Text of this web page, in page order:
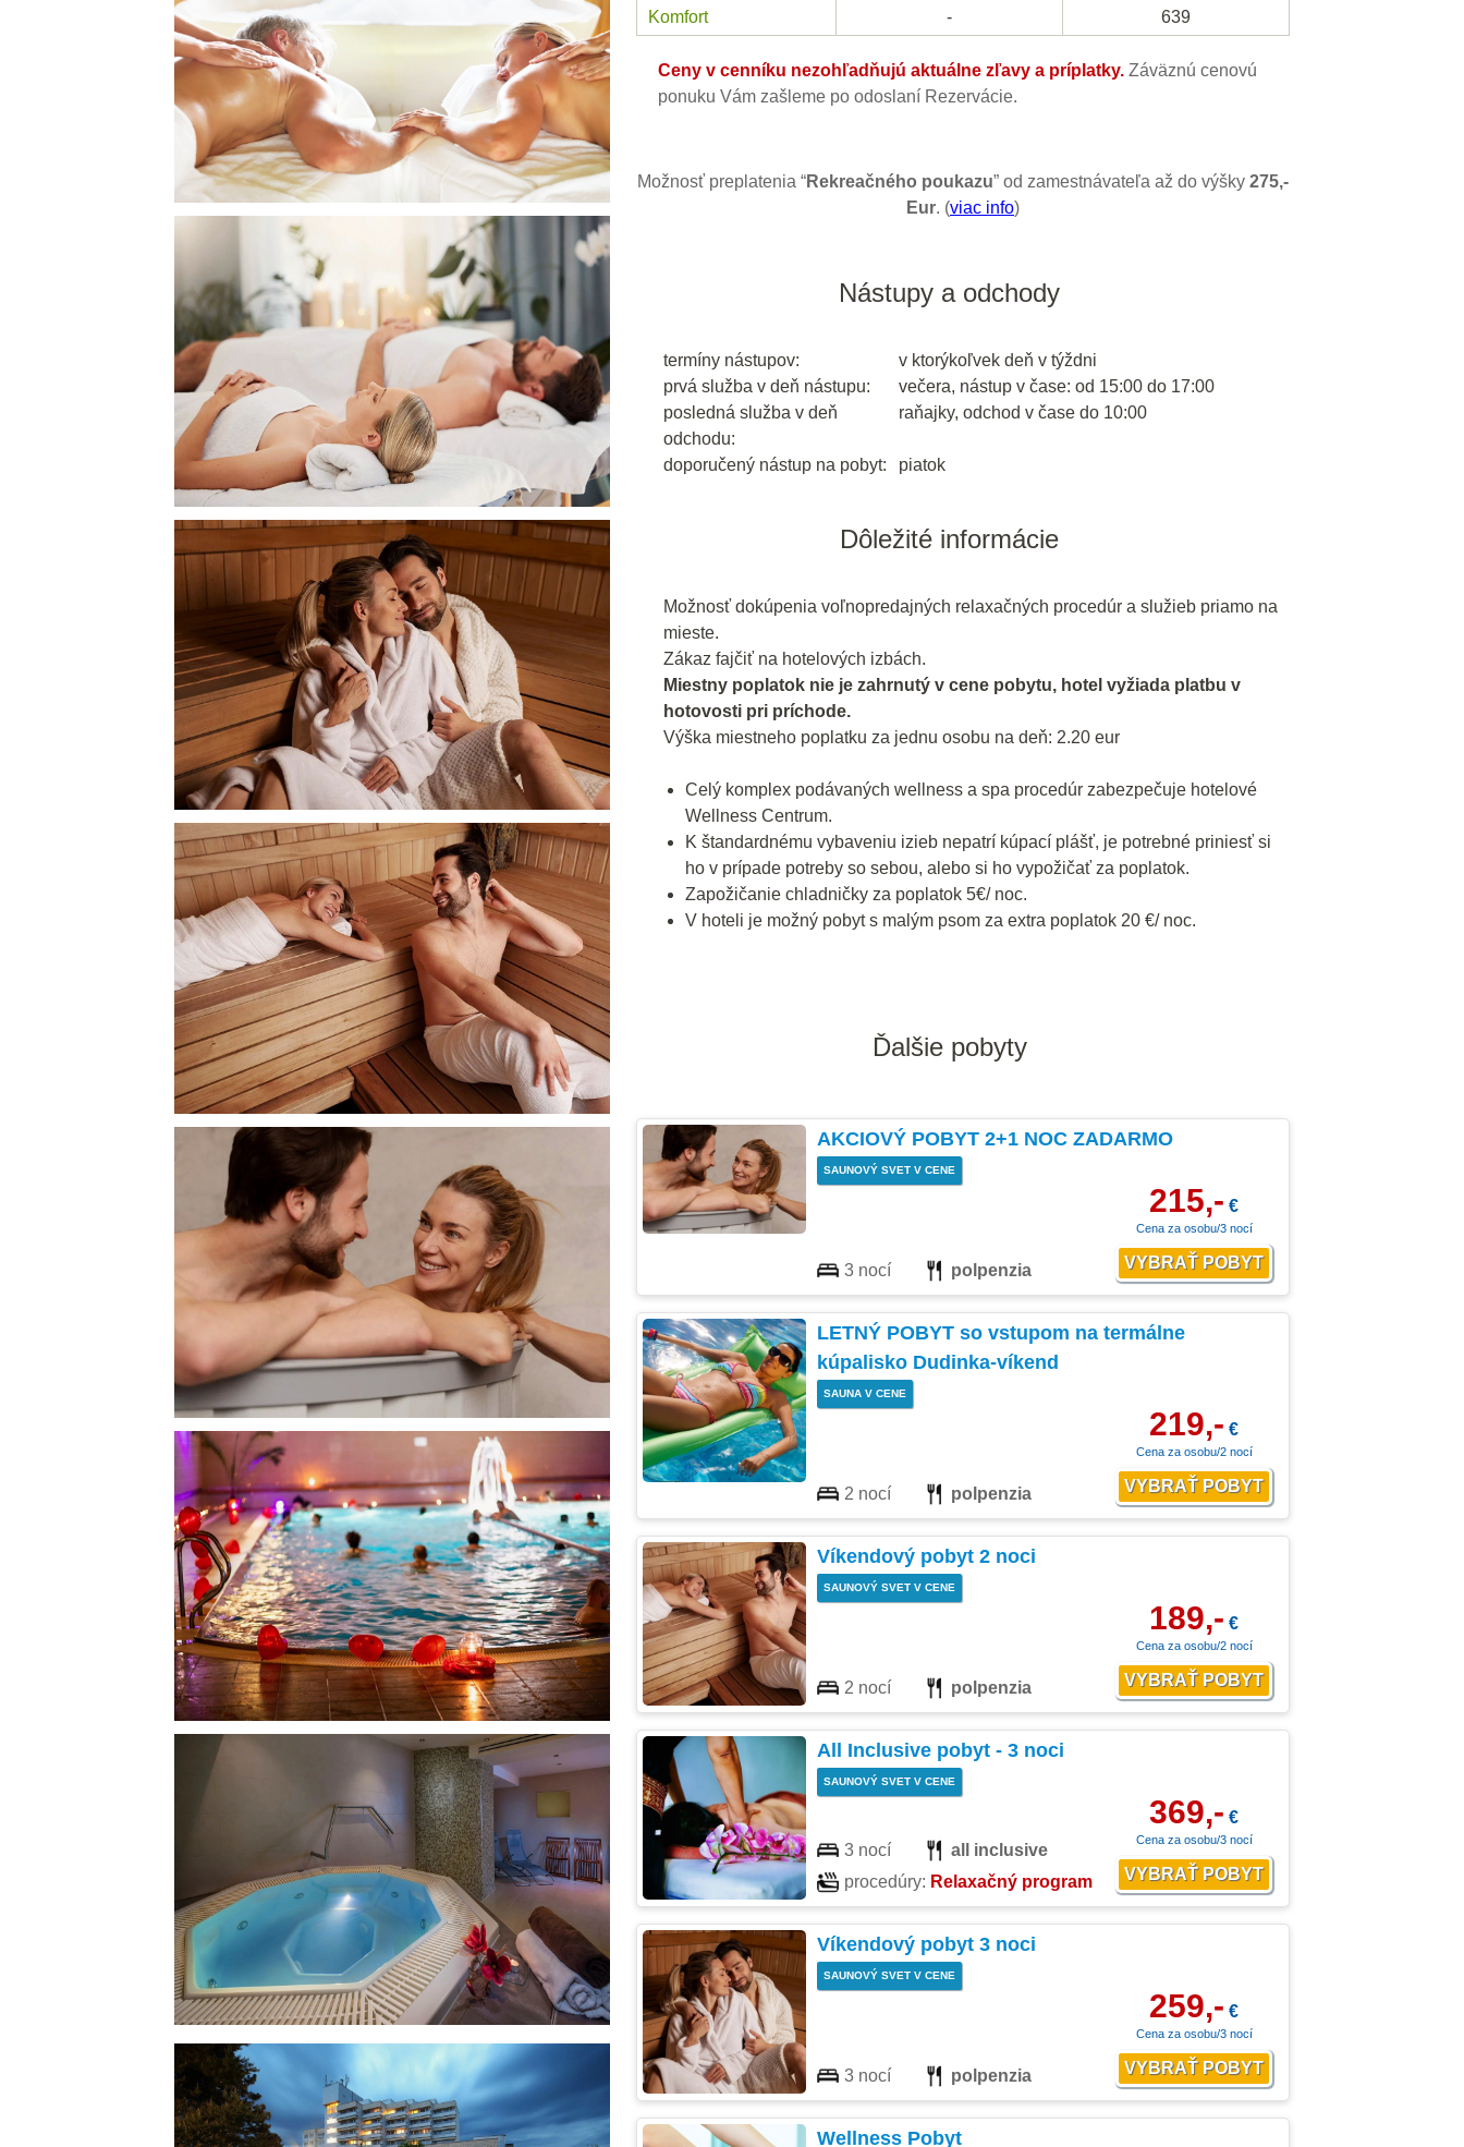
Komfort - 639
Ceny v cenníku nezohľadňujú aktuálne zľavy a príplatky. Záväznú cenovú
ponuku Vám zašleme po odoslaní Rezervácie.
Možnosť preplatenia “Rekreačného poukazu” od zamestnávateľa až do výšky 275,-
Eur. (viac info)
Nástupy a odchody
termíny nástupov:
v ktorýkoľvek deň v týždni
prvá služba v deň nástupu:
večera, nástup v čase: od 15:00 do 17:00
posledná služba v deň
odchodu:
raňajky, odchod v čase do 10:00
doporučený nástup na pobyt: piatok
Dôležité informácie
Možnosť dokúpenia voľnopredajných relaxačných procedúr a služieb priamo na
mieste.
Zákaz fajčiť na hotelových izbách.
Miestny poplatok nie je zahrnutý v cene pobytu, hotel vyžiada platbu v
hotovosti pri príchode.
Výška miestneho poplatku za jednu osobu na deň: 2.20 eur
Celý komplex podávaných wellness a spa procedúr zabezpečuje hotelové
Wellness Centrum.
K štandardnému vybaveniu izieb nepatrí kúpací plášť, je potrebné priniesť si
ho v prípade potreby so sebou, alebo si ho vypožičať za poplatok.
Zapožičanie chladničky za poplatok 5€/ noc.
V hoteli je možný pobyt s malým psom za extra poplatok 20 €/ noc.
Ďalšie pobyty
AKCIOVÝ POBYT 2+1 NOC ZADARMO
SAUNOVÝ SVET V CENE
3 nocí polpenzia
215,- €
Cena za osobu/3 nocí
LETNÝ POBYT so vstupom na termálne
kúpalisko Dudinka-víkend
SAUNA V CENE
2 nocí polpenzia
219,- €
Cena za osobu/2 nocí
Víkendový pobyt 2 noci
SAUNOVÝ SVET V CENE
2 nocí polpenzia
189,- €
Cena za osobu/2 nocí
All Inclusive pobyt - 3 noci
SAUNOVÝ SVET V CENE
3 nocí
all inclusive
procedúry: Relaxačný program
369,- €
Cena za osobu/3 nocí
Víkendový pobyt 3 noci
SAUNOVÝ SVET V CENE
3 nocí polpenzia
259,- €
Cena za osobu/3 nocí
Wellness Pobyt